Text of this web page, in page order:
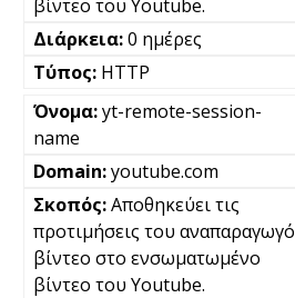
βίντεο του Youtube.
0 ημέρες
HTTP
yt-remote-session-
name
youtube.com
Αποθηκεύει τις
προτιμήσεις του αναπαραγωγό
βίντεο στο ενσωματωμένο
βίντεο του Youtube.